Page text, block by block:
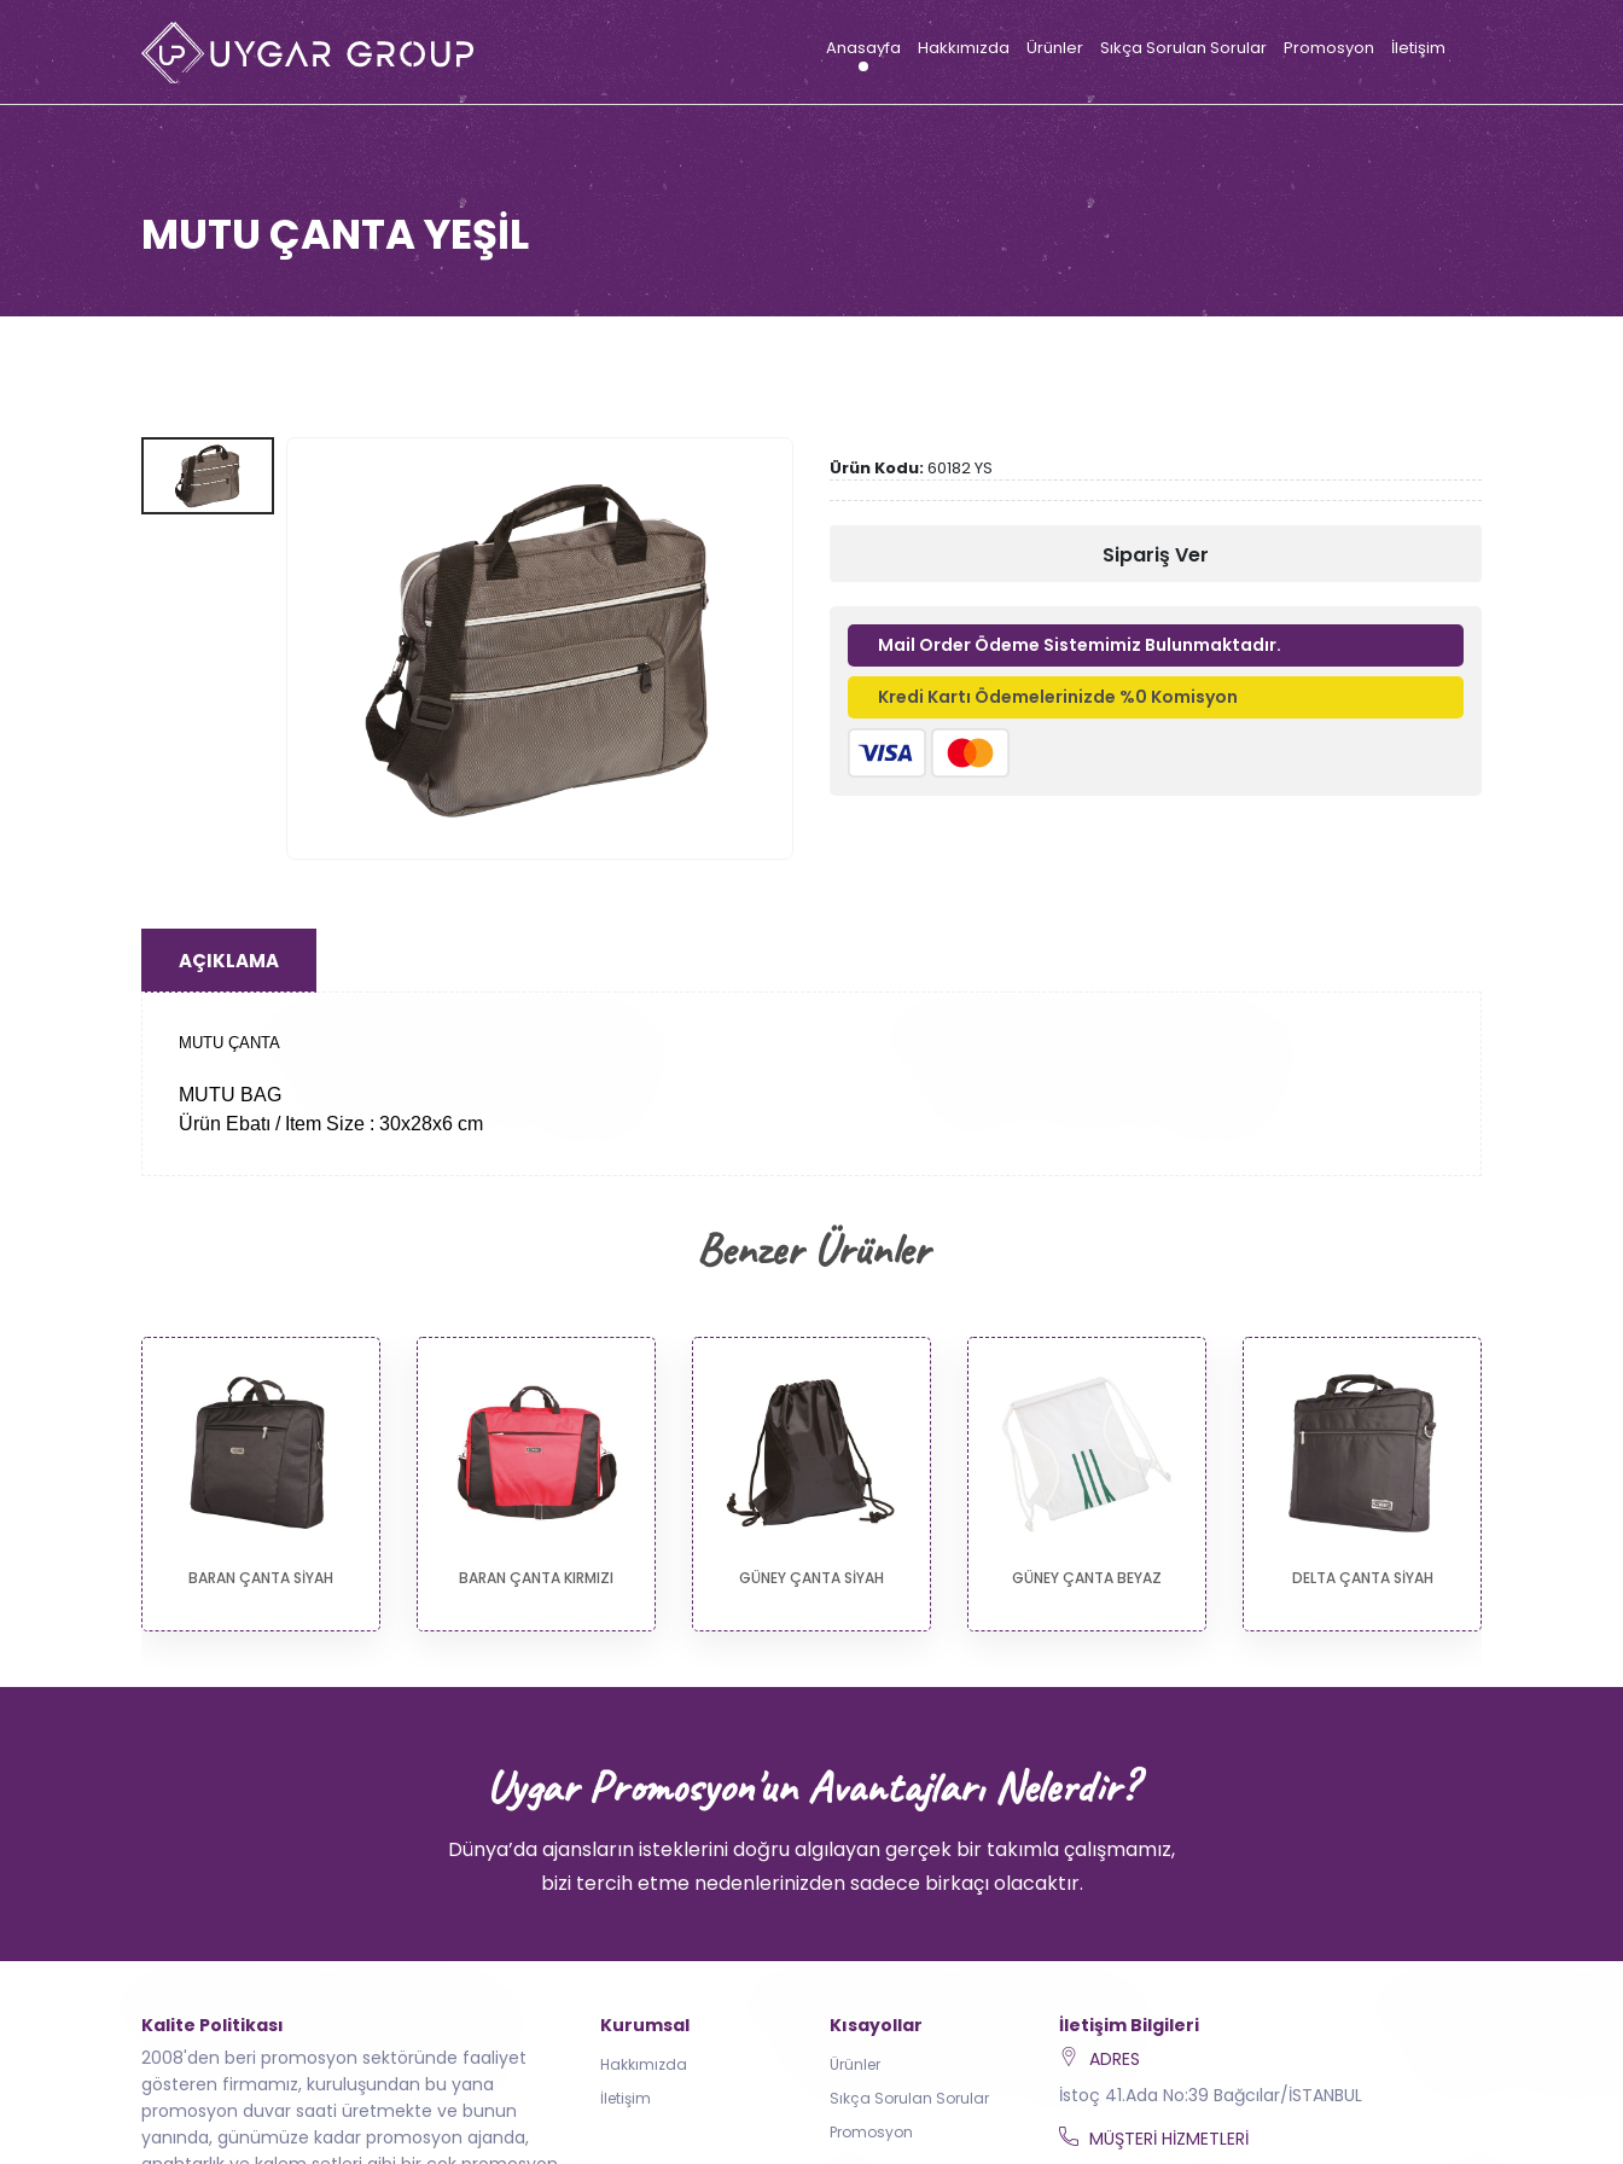
Anasayfa Hakkımızda Ürünler Sıkça Sorulan Sorular Promosyon İletişim
MUTU ÇANTA YEŞİL
Ürün Kodu:60182 YS
Sipariş Ver
Mail Order Ödeme Sistemimiz Bulunmaktadır.
Kredi Kartı Ödemelerinizde %0 Komisyon
AÇIKLAMA
MUTU ÇANTA
MUTU BAG
Ürün Ebatı / Item Size : 30x28x6 cm
Benzer Ürünler
BARAN ÇANTA SİYAH BARAN ÇANTA KIRMIZI GÜNEY ÇANTA SİYAH GÜNEY ÇANTA BEYAZ DELTA ÇANTA SİYAH
Uygar Promosyon'un Avantajları Nelerdir?
Dünya’da ajansların isteklerini doğru algılayan gerçek bir takımla çalışmamız,
bizi tercih etme nedenlerinizden sadece birkaçı olacaktır.
Kalite Politikası
2008'den beri promosyon sektöründe faaliyet
gösteren firmamız, kuruluşundan bu yana
promosyon duvar saati üretmekte ve bunun
yanında, günümüze kadar promosyon ajanda,
Kurumsal
Hakkımızda
İletişim
Kısayollar
Ürünler
Sıkça Sorulan Sorular
Promosyon
İletişim Bilgileri
ADRES
İstoç 41.Ada No:39 Bağcılar/İSTANBUL
MÜŞTERI HIZMETLERI